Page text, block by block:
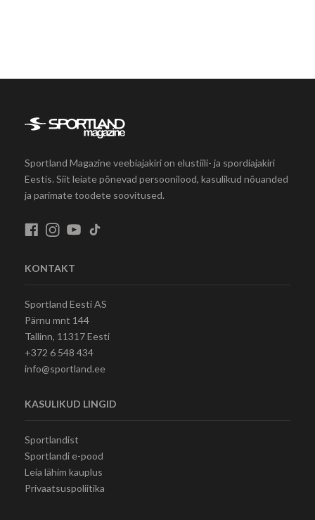
Sportland Magazine veebiajakiri on elustiili- ja spordiajakiri
Eestis. Siit leiate põnevad persoonilood, kasulikud nõuanded
ja parimate toodete soovitused.
KONTAKT
Sportland Eesti AS
Pärnu mnt 144
Tallinn, 11317 Eesti
+372 6 548 434
info@sportland.ee
KASULIKUD LINGID
Sportlandist
Sportlandi e-pood
Leia lähim kauplus
Privaatsuspoliitika